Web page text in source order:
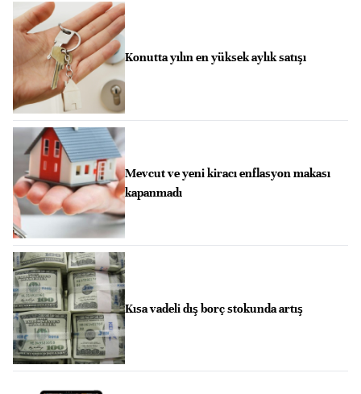
Konutta yılın en yüksek aylık satışı
Mevcut ve yeni kiracı enflasyon makası
kapanmadı
Kısa vadeli dış borç stokunda artış